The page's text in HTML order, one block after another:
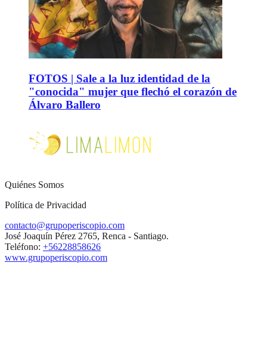
FOTOS | Sale a la luz identidad de la
"conocida" mujer que flechó el corazón de
Álvaro Ballero
Quiénes Somos
Política de Privacidad
contacto@grupoperiscopio.com
José Joaquín Pérez 2765, Renca - Santiago.
Teléfono: +56228858626
www.grupoperiscopio.com